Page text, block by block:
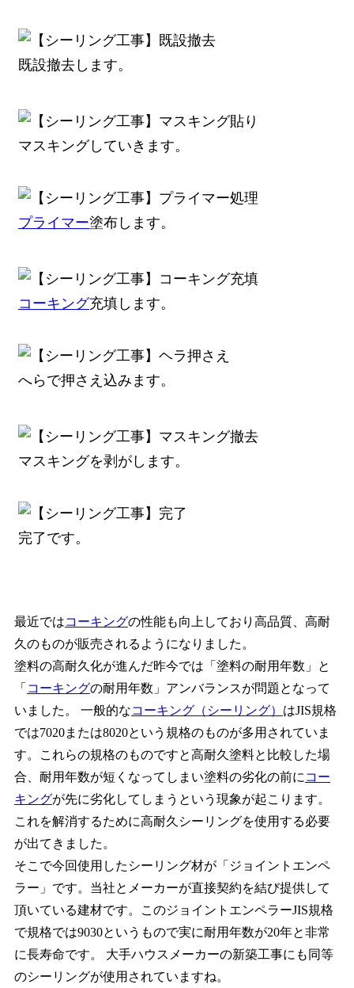
既設撤去します。
マスキングしていきます。
プライマー塗布します。
コーキング充填します。
へらで押さえ込みます。
マスキングを剥がします。
完了です。
最近ではコーキングの性能も向上しており高品質、高耐
久のものが販売されるようになりました。
塗料の高耐久化が進んだ昨今では「塗料の耐用年数」と
「 コーキングの耐用年数」アンバランスが問題となって
いました。 一般的なコーキング（シーリング） はJIS規格
では7020または8020という規格のものが多用されていま
す。これらの規格のものですと高耐久塗料と比較した場
合、耐用年数が短くなってしまい塗料の劣化の前に コー
キングが先に劣化してしまうという現象が起こります。
これを解消するために高耐久シーリングを使用する必要
が出てきました。
そこで今回使用したシーリング材が「ジョイントエンペ
ラー」です。当社とメーカーが直接契約を結び提供して
頂いている建材です。このジョイントエンペラーJIS規格
で規格では9030というもので実に耐用年数が20年と非常
に長寿命です。 大手ハウスメーカーの新築工事にも同等
のシーリングが使用されていますね。